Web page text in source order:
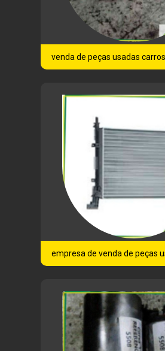
venda de peças usadas
empresa de venda de peças